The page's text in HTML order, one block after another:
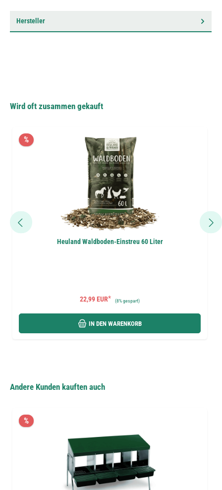
Hersteller
Wird oft zusammen gekauft
%
Heuland Waldboden-Einstreu 60 Liter
22,99 EUR* (8%gespart)
IN DEN WARENKORB
Andere Kunden kauften auch
%